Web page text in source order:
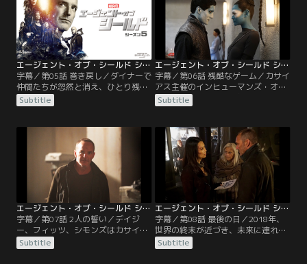
エージェント・オブ・シールド シーズン5 第05話／字幕【MARVEL】
字幕／第05話 巻き戻し／ダイナーで
仲間たちが忽然と消え、ひとり残さ
れたフィッツは米軍に捕らえられ
る。半年後、ある方法でハンターを
化けさせて脱獄し…。
Subtitle
エージェント・オブ・シールド シーズン5 第06話／字幕【MARVEL】
字幕／第06話 残酷なゲーム／カサイ
アス主催のインヒューマンズ・オー
クションのため、予定外のテリジェ
ネシスが行なわれることになり、18
Subtitle
エージェント・オブ・シールド シーズン5 第07話／字幕【MARVEL】
字幕／第07話 2人の誓い／デイジ
ー、フィッツ、シモンズはカサイア
スのもとから逃げ出すが、フィッツ
の用意していた逃亡用の宇宙船が爆
Subtitle
エージェント・オブ・シールド シーズン5 第08話／字幕【MARVEL】
字幕／第08話 最後の日／2018年、
世界の終末が近づき、未来に連れ去
られたはずのシールドはライトハウ
スに向かっていたが、到着前に重力
Subtitle